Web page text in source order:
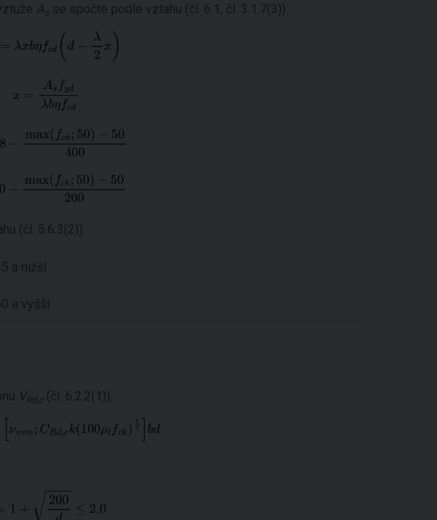
As se spočte podle vztahu (čl. 6.1, čl. 3.1.7(3)):
(čl. 5.6.3(2)):
a nižší
a vyšší
VRd,c (čl. 6.2.2(1)).